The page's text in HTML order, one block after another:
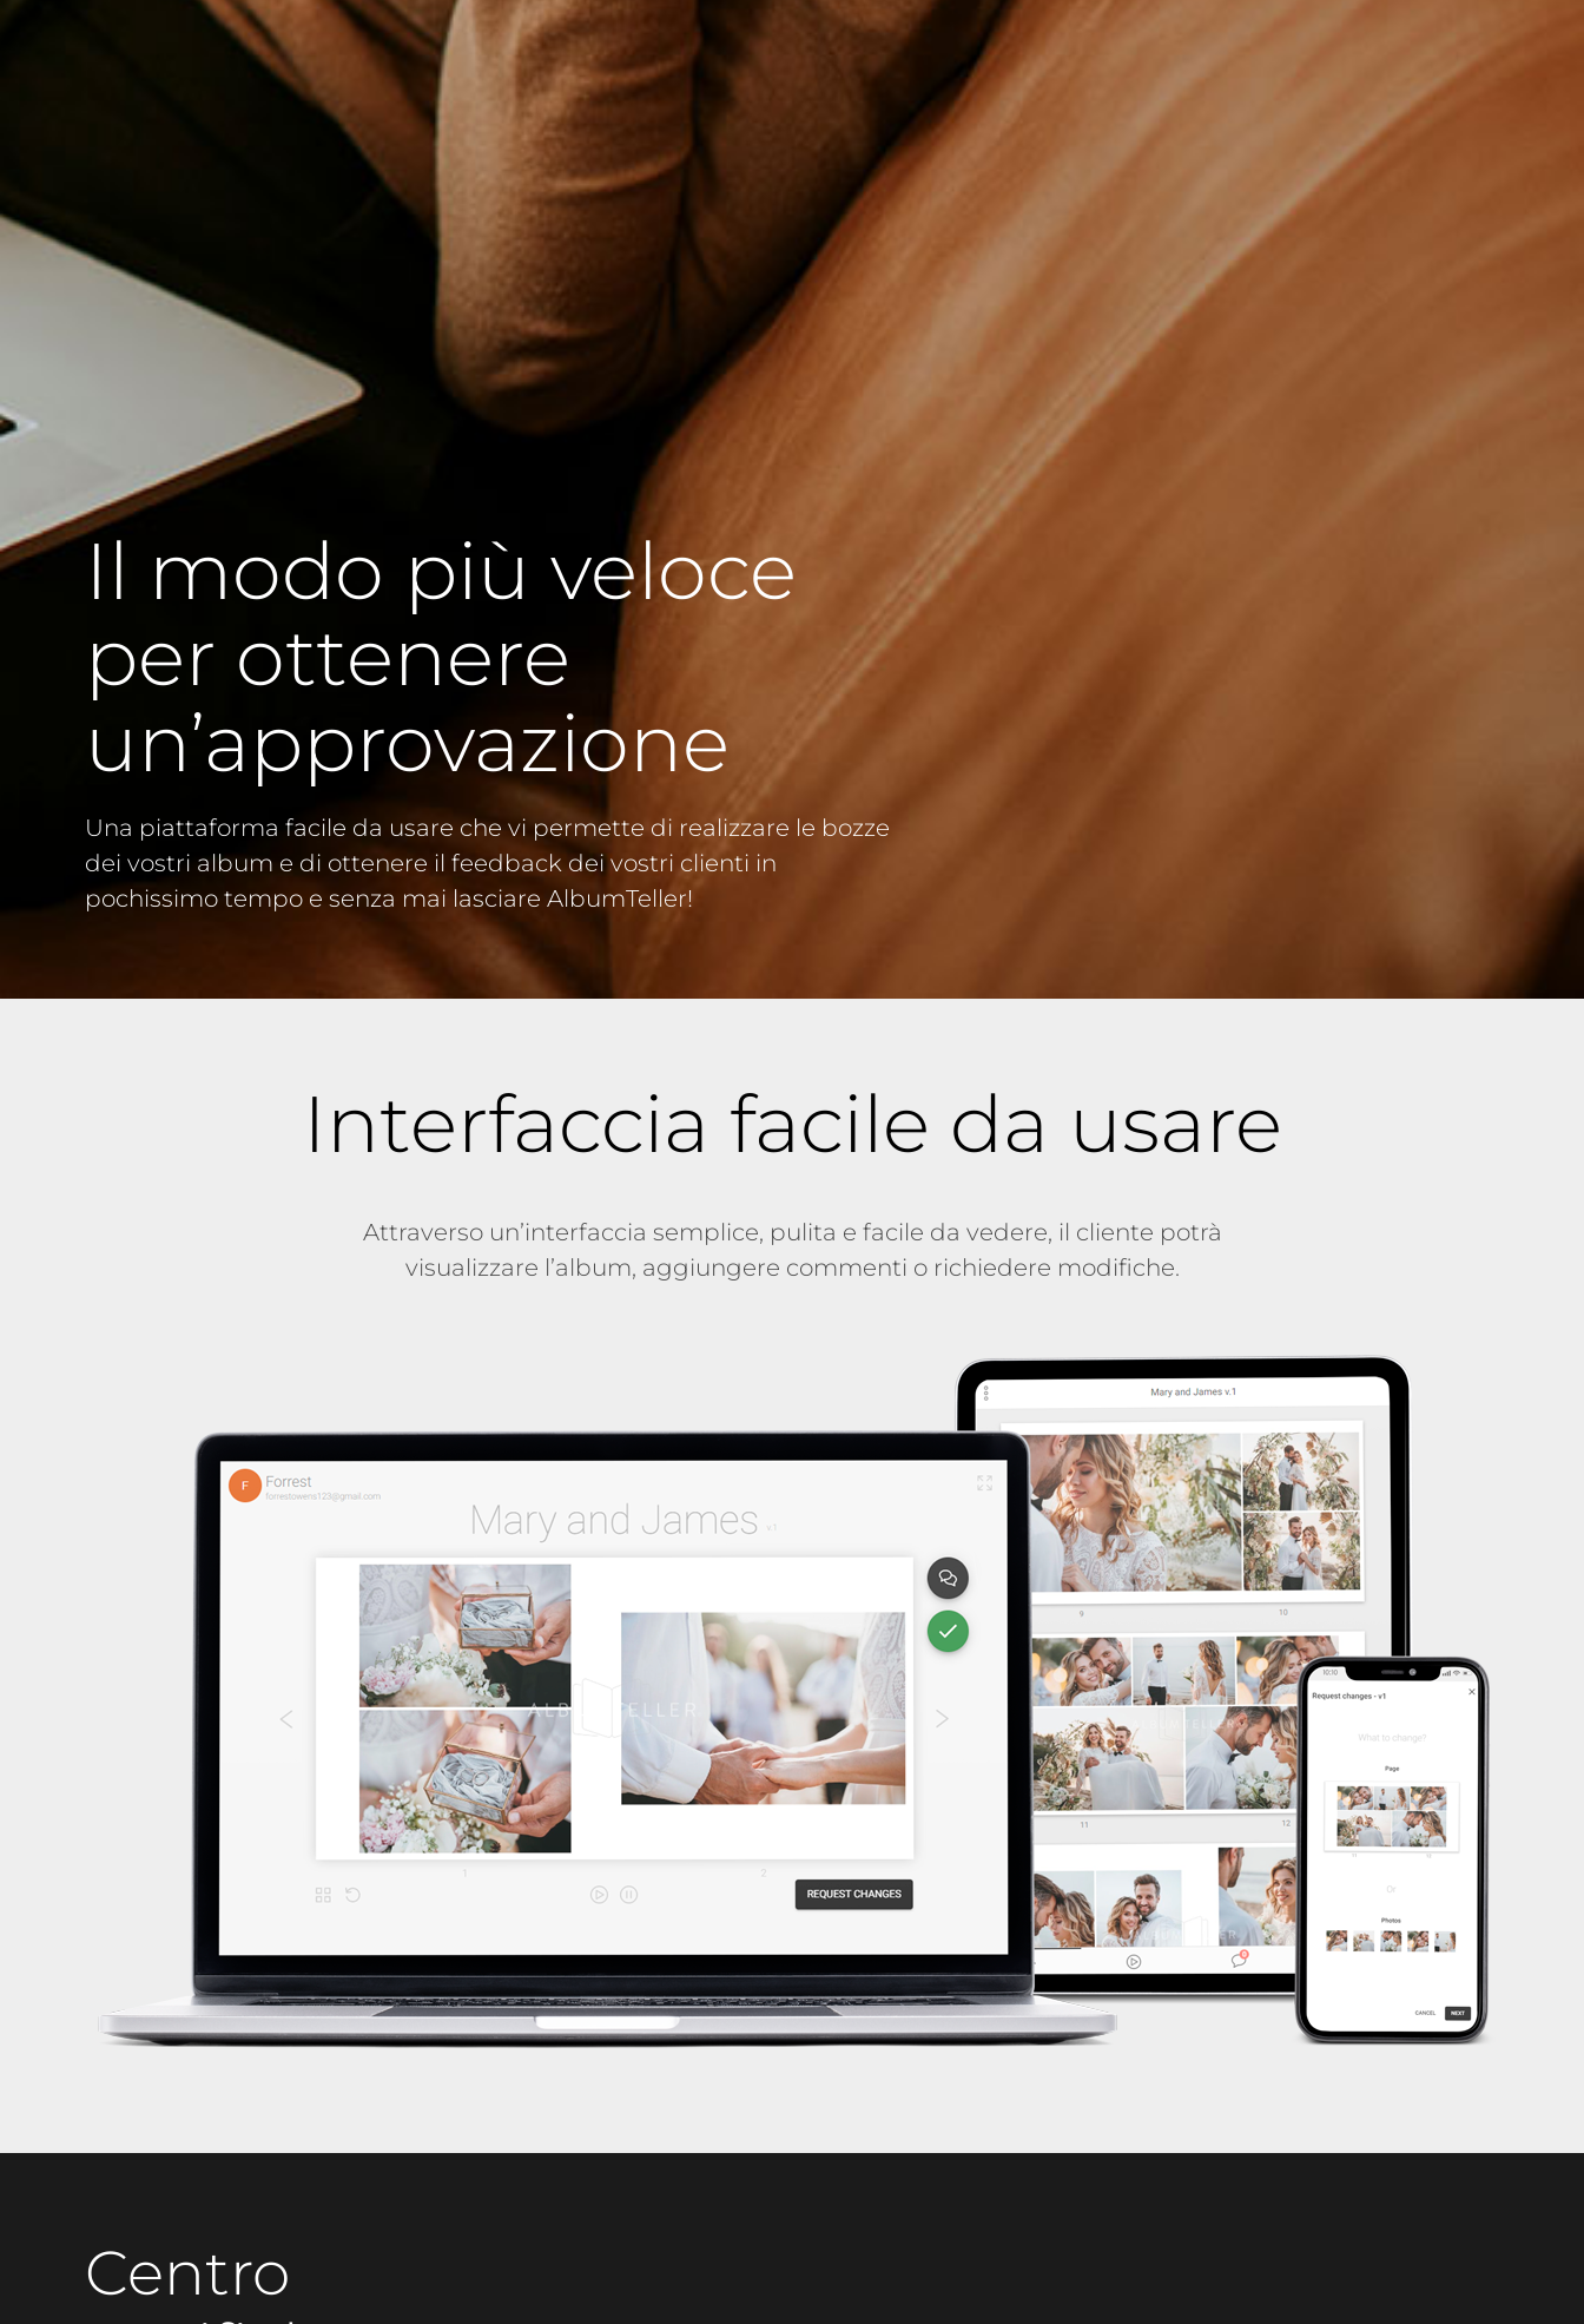
Il modo più veloce
per ottenere
un’approvazione
Una piattaforma facile da usare che vi permette di realizzare le bozze
dei vostri album e di ottenere il feedback dei vostri clienti in
pochissimo tempo e senza mai lasciare AlbumTeller!
Interfaccia facile da usare
Attraverso un’interfaccia semplice, pulita e facile da vedere, il cliente potrà
visualizzare l’album, aggiungere commenti o richiedere modifiche.
Centro